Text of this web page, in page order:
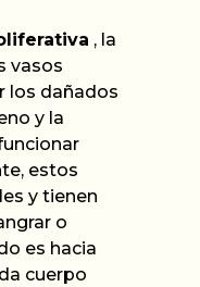
, la
vasos
los dañados
y la
estos
y tienen
o
es hacia
cuerpo